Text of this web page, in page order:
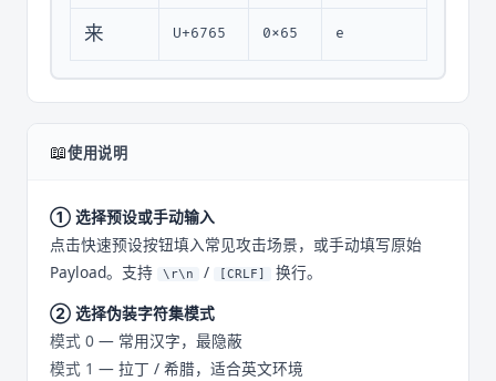
来 U+6765 0x65 e
📖使用说明
① 选择预设或手动输入
点击快速预设按钮填入常见攻击场景，或手动填写原始
Payload。支持
\r\n / [CRLF]
换行。
② 选择伪装字符集模式
模式 0 — 常用汉字，最隐蔽
模式 1 — 拉丁 / 希腊，适合英文环境